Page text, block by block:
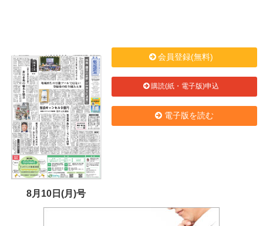
8月10日(月)号
会員登録(無料)
購読(紙・電子版)申込
電子版を読む